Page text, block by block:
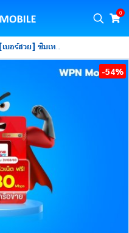
0
[เบอร์สวย] ซิมเทพ 20Mbps ซิมรายปี 5G รับเน็ต 100GB/เดือน พร้อมโทรฟรีในค่าย ไม่จำกัด นาน 1 ปี (ชุดที่ 1)
-54%